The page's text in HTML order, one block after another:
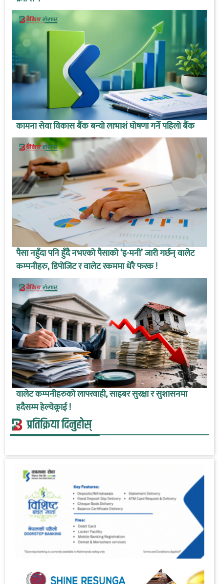
कामना सेवा विकास बैंक बन्यो लाभाशं घोषणा गर्ने पहिलो बैंक
पैसा नहुँदा पनि हुँदै नभएको पैसाको ‘इ-मनी’ जारी गर्छन् वालेट
कम्पनीहरु, डिपोजिट र वालेट रकममा धेरै फरक !
वालेट कम्पनीहरुको लापरवाही, साइबर सुरक्षा र सुशासनमा
हदैसम्म हेल्चेक्र्राई !
प्रतिक्रिया दिनुहोस्